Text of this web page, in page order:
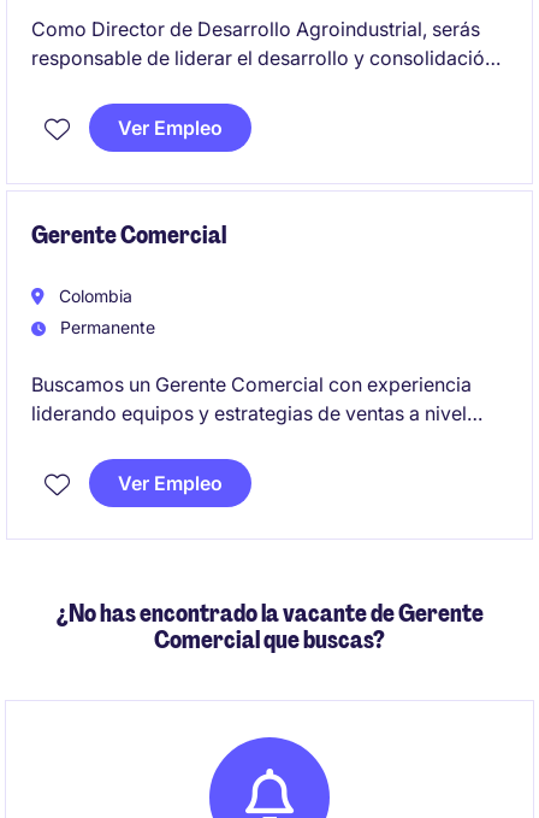
Como Director de Desarrollo Agroindustrial, serás
responsable de liderar el desarrollo y consolidación
capacidades operativas, financieras y de
relacionamiento con actores del ecosistema rural.
Ver Empleo
Gerente Comercial
Colombia
Permanente
Buscamos un Gerente Comercial con experiencia
liderando equipos y estrategias de ventas a nivel
vegetal o agroinsumos, con conocimiento en
portafolios NPK y desarrollo de negocios de alto
volumen, margen y rentabilidad.
Ver Empleo
¿No has encontrado la vacante de Gerente
Comercial que buscas?